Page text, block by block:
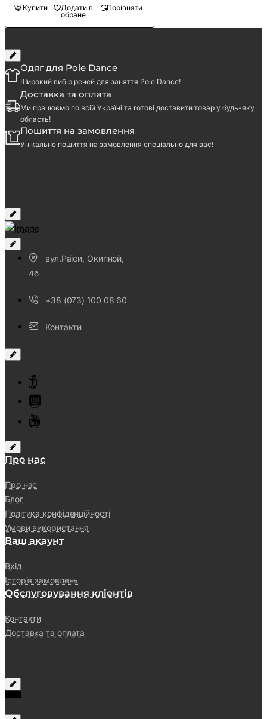
Купити
Додати в
обране
Порівняти
Одяг для Pole Dance
Широкий вибір речей для заняття Pole Dance!
Доставка та оплата
Ми працюємо по всій Україні та готові доставити товар у будь-яку
область!
Пошиття на замовлення
Унікальне пошиття на замовлення спеціально для вас!
вул.Раїси, Окипной,
4б
+38 (073) 100 08 60
Контакти
Про нас
Про нас
Блог
Політика конфіденційності
Умови використання
Ваш акаунт
Вхід
Історія замовлень
Обслуговування кліентів
Контакти
Доставка та оплата